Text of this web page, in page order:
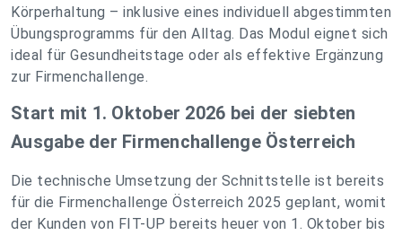
Körperhaltung – inklusive eines individuell abgestimmten
Übungsprogramms für den Alltag. Das Modul eignet sich
ideal für Gesundheitstage oder als effektive Ergänzung
zur Firmenchallenge.
Start mit 1. Oktober 2026 bei der siebten
Ausgabe der Firmenchallenge Österreich
Die technische Umsetzung der Schnittstelle ist bereits
für die Firmenchallenge Österreich 2025 geplant, womit
der Kunden von FIT-UP bereits heuer von 1. Oktober bis